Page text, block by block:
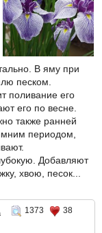
В яму при
песком.
поливание его
его по весне.
также ранней
периодом,
Добавляют
хвою, песок...
1373
38